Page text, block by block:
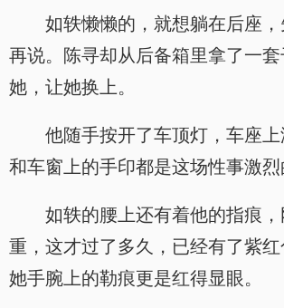
如轶懒懒的，就想躺在后座
再说。陈寻却从后备箱里拿了一
她，让她换上。
他随手按开了车顶灯，车座
和车窗上的手印都是这场性事激烈
如轶的腰上还有着他的指痕
重，这才过了多久，已经有了紫
她手腕上的勒痕更是红得显眼。